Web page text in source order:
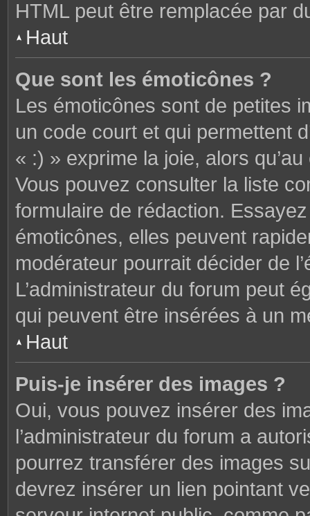
HTML peut être remplacée par
Haut
Que sont les émoticônes ?
Les émoticônes sont de petites
un code court et qui permettent
« :) » exprime la joie, alors
Vous pouvez consulter la liste
formulaire de rédaction.
émoticônes, elles peuvent
modérateur pourrait décider de
L’administrateur du forum peut
qui peuvent être insérées à un
Haut
Puis-je insérer des images ?
Oui, vous pouvez insérer des
l’administrateur du forum a
pourrez transférer des images
devrez insérer un lien pointant